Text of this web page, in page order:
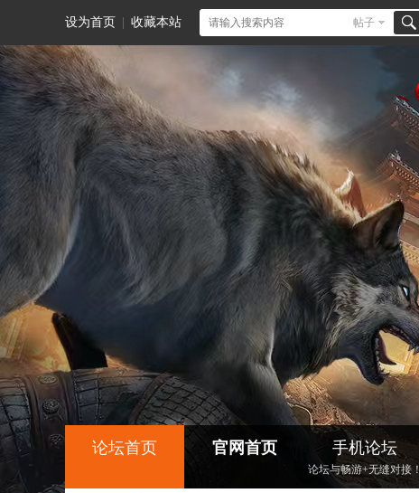
设为首页 收藏本站 帖子
论坛首页 官网首页 手机论坛
论坛与畅游+无缝对接！